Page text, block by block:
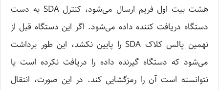
هشت بیت اول فریم ارسال می‌شود، کنترل SDA به دست
دستگاه دریافت کننده داده می‌شود. اگر این دستگاه قبل از
نهمین پالس کلاک SDA را پایین نکشد، این طور برداشت
می‌شود که دستگاه گیرنده داده را دریافت نکرده است یا
نتوانسته است آن را رمزگشایی کند. در این صورت، انتقال